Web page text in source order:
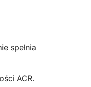
spełnia
ACR.